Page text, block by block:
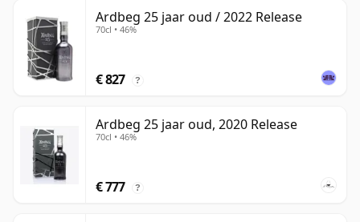
Ardbeg 25 jaar oud / 2022 Release
70cl • 46%
€ 827 ?
Ardbeg 25 jaar oud, 2020 Release
70cl • 46%
€ 777 ?